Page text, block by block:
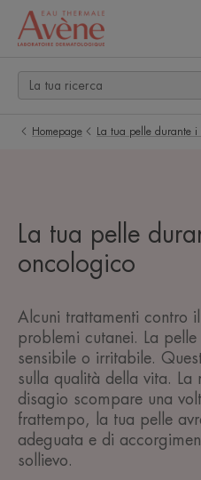
Homepage La tua pelle durante
La tua pelle
oncologico
Alcuni trattamenti contro
problemi cutanei. La
sensibile o irritabile.
sulla qualità della vita.
disagio scompare una
frattempo, la tua pelle
adeguata e di
sollievo.